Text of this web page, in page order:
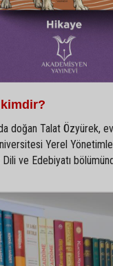
doğan Talat Özyürek,
Yerel
ve Edebiyatı